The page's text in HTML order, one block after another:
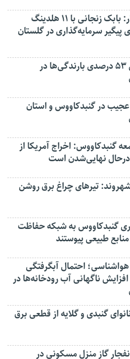
استاندار: بابک زنجانی با ۱۱ هلدینگ
پیگیر سرمایه‌گذاری در گلستان
افزایش ۵۳ درصدی بارندگی‌ها در
عجیب در‌ گنبدکاووس و استان
گنبدکاووس: اخراج آمریکا از
نهایی‌شدن است
تیرهای چراغ برق روشن
گنبدکاووس به شبکه حفاظت
طبیعی پیوستند
احتمال آبگرفتگی
افزایش ناگهانی آب رودخانه‌ها در
گنبدی و گلایه از قطعی برق
گاز منزل مسکونی در